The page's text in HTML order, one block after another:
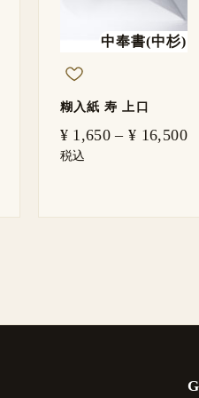
中奉書(中杉)
糊入紙 寿 上口
¥1,650 –¥ 16,500
税込